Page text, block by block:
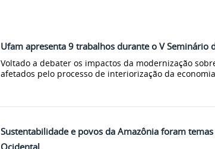
Ufam apresenta 9 trabalhos durante o V
Voltado a debater os impactos da modernização
afetados pelo processo de interiorização da economia
Sustentabilidade e povos da Amazônia foram
Ocidental